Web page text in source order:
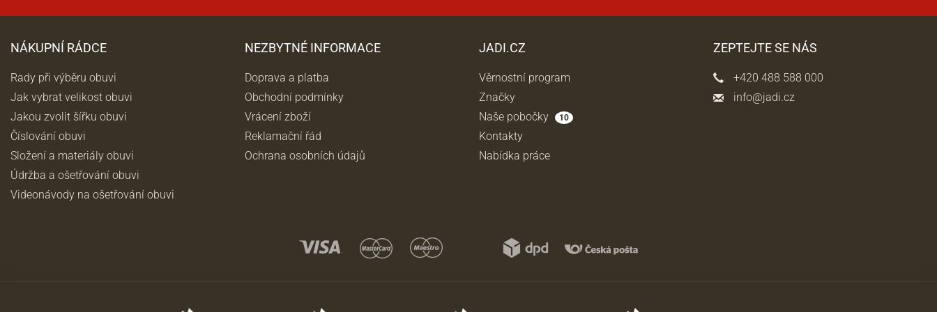
NÁKUPNÍ RÁDCE
Rady při výběru obuvi
Jak vybrat velikost obuvi
Jakou zvolit šířku obuvi
Číslování obuvi
Složení a materiály obuvi
Údržba a ošetřování obuvi
Videonávody na ošetřování obuvi
NEZBYTNÉ INFORMACE
Doprava a platba
Obchodní podmínky
Vrácení zboží
Reklamační řád
Ochrana osobních údajů
JADI.CZ
Věrnostní program
Značky
Naše pobočky
10
Kontakty
Nabídka práce
ZEPTEJTE SE NÁS
+420 488 588 000
info@jadi.cz